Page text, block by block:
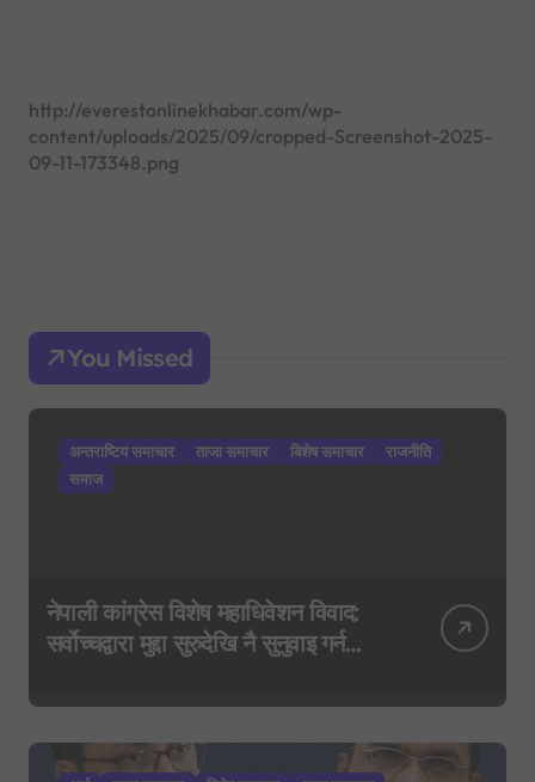
http://everestonlinekhabar.com/wp-
content/uploads/2025/09/cropped-Screenshot-2025-
09-11-173348.png
You Missed
अन्तराष्टिय समाचार ताजा समाचार बिशेष समाचार
राजनीति
समाज
नेपाली कांग्रेस विशेष महाधिवेशन विवाद:
सर्वोच्चद्वारा मुद्दा सुरुदेखि नै सुनुवाइ गर्न